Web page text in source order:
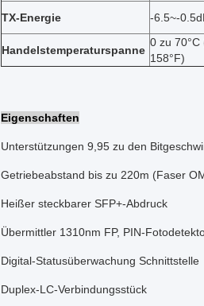
TX-Energie
-6.5~-
Handelstemperaturspanne
0 zu 70°C
158°F)
Eigenschaften
Unterstützungen 9,95 zu den
Getriebeabstand bis zu 220m (Faser
Heißer steckbarer SFP+-Abdruck
Übermittler 1310nm FP, PIN-
Digital-Statusüberwachung Schnittstelle
Duplex-LC-Verbindungsstück